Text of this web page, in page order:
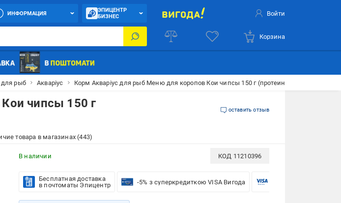
ИНФОРМАЦИЯ
ЭПИЦЕНТР
БИЗНЕС
Войти
Корзина
рыб Акваріус Корм Акваріус для рыб Меню для коропов Кои чипсы 150 г (протеин, жир, клетчатка)
чипсы 150 г
оставить отзыв
товара в магазинах (443)
В наличии КОД 11210396
Бесплатная доставка
в почтоматы Эпицентр
-5% з суперкредиткою VISA Вигода